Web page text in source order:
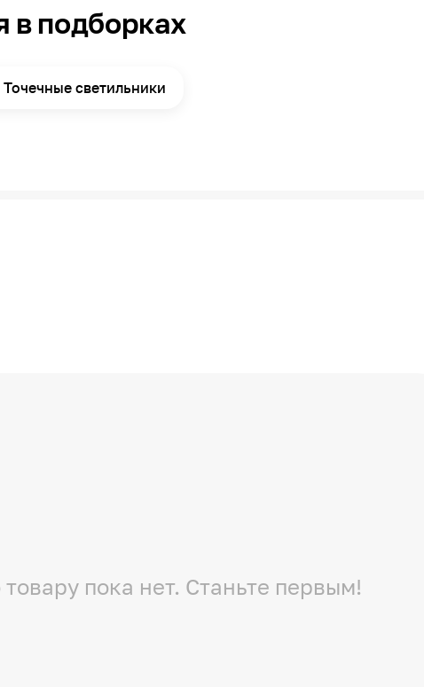
в подборках
Точечные светильники
пока нет. Станьте первым!